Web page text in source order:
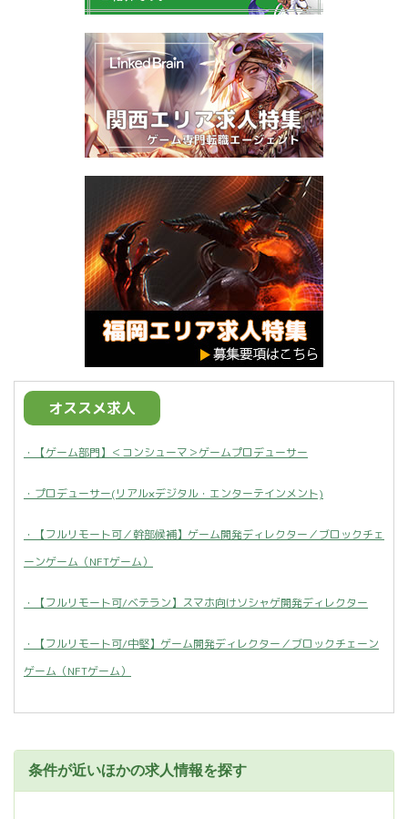
オススメ求人
・【ゲーム部門】＜コンシューマ＞ゲームプロデューサー
・プロデューサー(リアル×デジタル・エンターテインメント)
・【フルリモート可／幹部候補】ゲーム開発ディレクター／ブロックチェ
ーンゲーム（NFTゲーム）
・【フルリモート可/ベテラン】スマホ向けソシャゲ開発ディレクター
・【フルリモート可/中堅】ゲーム開発ディレクター／ブロックチェーン
ゲーム（NFTゲーム）
条件が近いほかの求人情報を探す